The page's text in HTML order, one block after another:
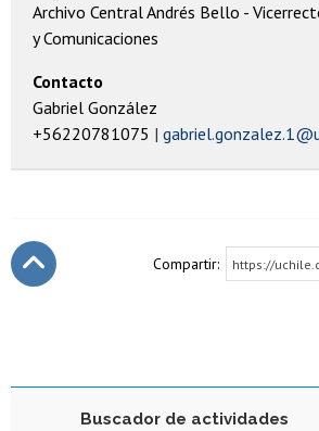
Archivo Central Andrés Bello -
y Comunicaciones
Contacto
Gabriel González
+56220781075
Compartir: https://
Buscador de actividades